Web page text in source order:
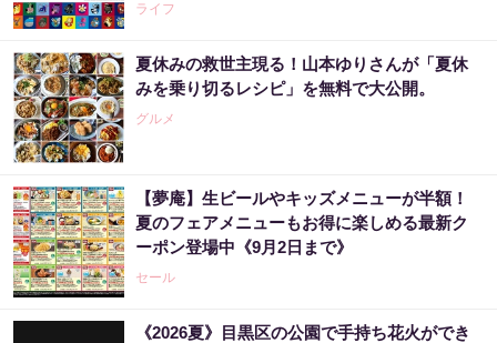
ライフ
夏休みの救世主現る！山本ゆりさんが「夏休
みを乗り切るレシピ」を無料で大公開。
グルメ
【夢庵】生ビールやキッズメニューが半額！
夏のフェアメニューもお得に楽しめる最新ク
ーポン登場中《9月2日まで》
セール
《2026夏》目黒区の公園で手持ち花火ができ